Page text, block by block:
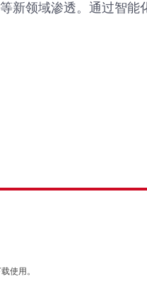
新领域渗透。通过智能
使用。